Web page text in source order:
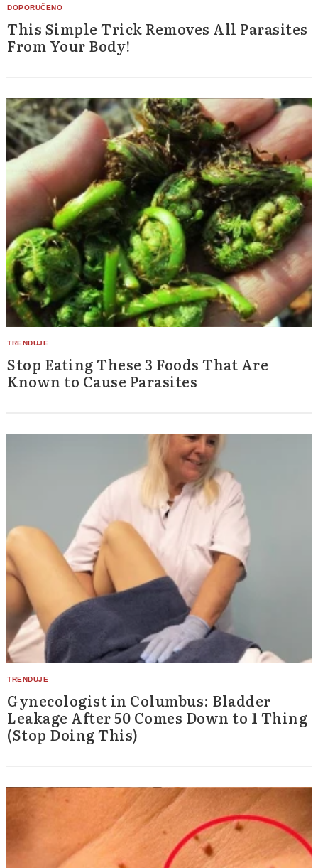
This Simple Trick Removes All Parasites
From Your Body!
Stop Eating These 3 Foods That Are
Known to Cause Parasites
Gynecologist in Columbus: Bladder
Leakage After 50 Comes Down to 1 Thing
(Stop Doing This)